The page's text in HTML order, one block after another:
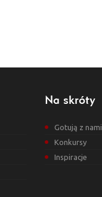
Na skróty
Gotują z nami
Konkursy
Inspiracje